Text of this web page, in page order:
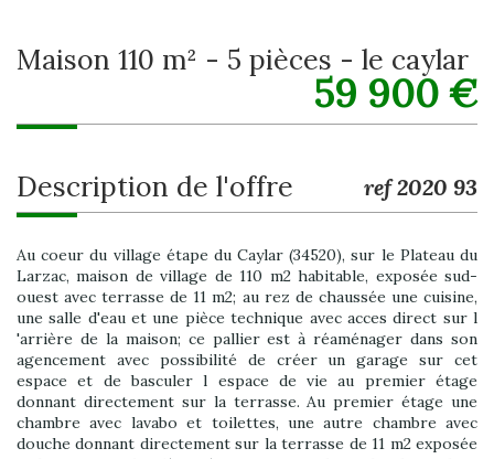
maison 110 m² - 5 pièces - le caylar
59 900 €
description de l'offre ref 2020 93
Au coeur du village étape du Caylar (34520), sur le Plateau du
Larzac, maison de village de 110 m2 habitable, exposée sud-
ouest avec terrasse de 11 m2; au rez de chaussée une cuisine,
une salle d'eau et une pièce technique avec acces direct sur l
'arrière de la maison; ce pallier est à réaménager dans son
agencement avec possibilité de créer un garage sur cet
espace et de basculer l espace de vie au premier étage
donnant directement sur la terrasse. Au premier étage une
chambre avec lavabo et toilettes, une autre chambre avec
douche donnant directement sur la terrasse de 11 m2 exposée